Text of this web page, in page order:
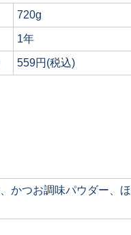
720g
1年
559円(税込)
かつお調味パウダー、ほ